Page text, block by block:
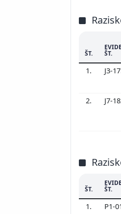
ŠT. ŠT.
1. J3-
2. J7-
ŠT. ŠT.
1. P1-